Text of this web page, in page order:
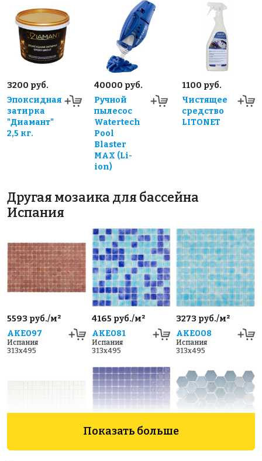
3200 руб.
Эпоксидная
затирка
"Диамант"
2,5 кг.
40000 руб.
Ручной
пылесос
Watertech
Pool
Blaster
MAX (Li-
ion)
1100 руб.
Чистящее
средство
LITONET
Другая мозаика для бассейна
Испания
5593 руб./м²
AKE097
Испания
313x495
4165 руб./м²
AKE081
Испания
313x495
3273 руб./м²
AKE008
Испания
313x495
Показать больше